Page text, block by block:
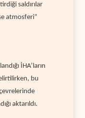
saldırılar
atmosferi”
İHA’ların
bu
aktarıldı.